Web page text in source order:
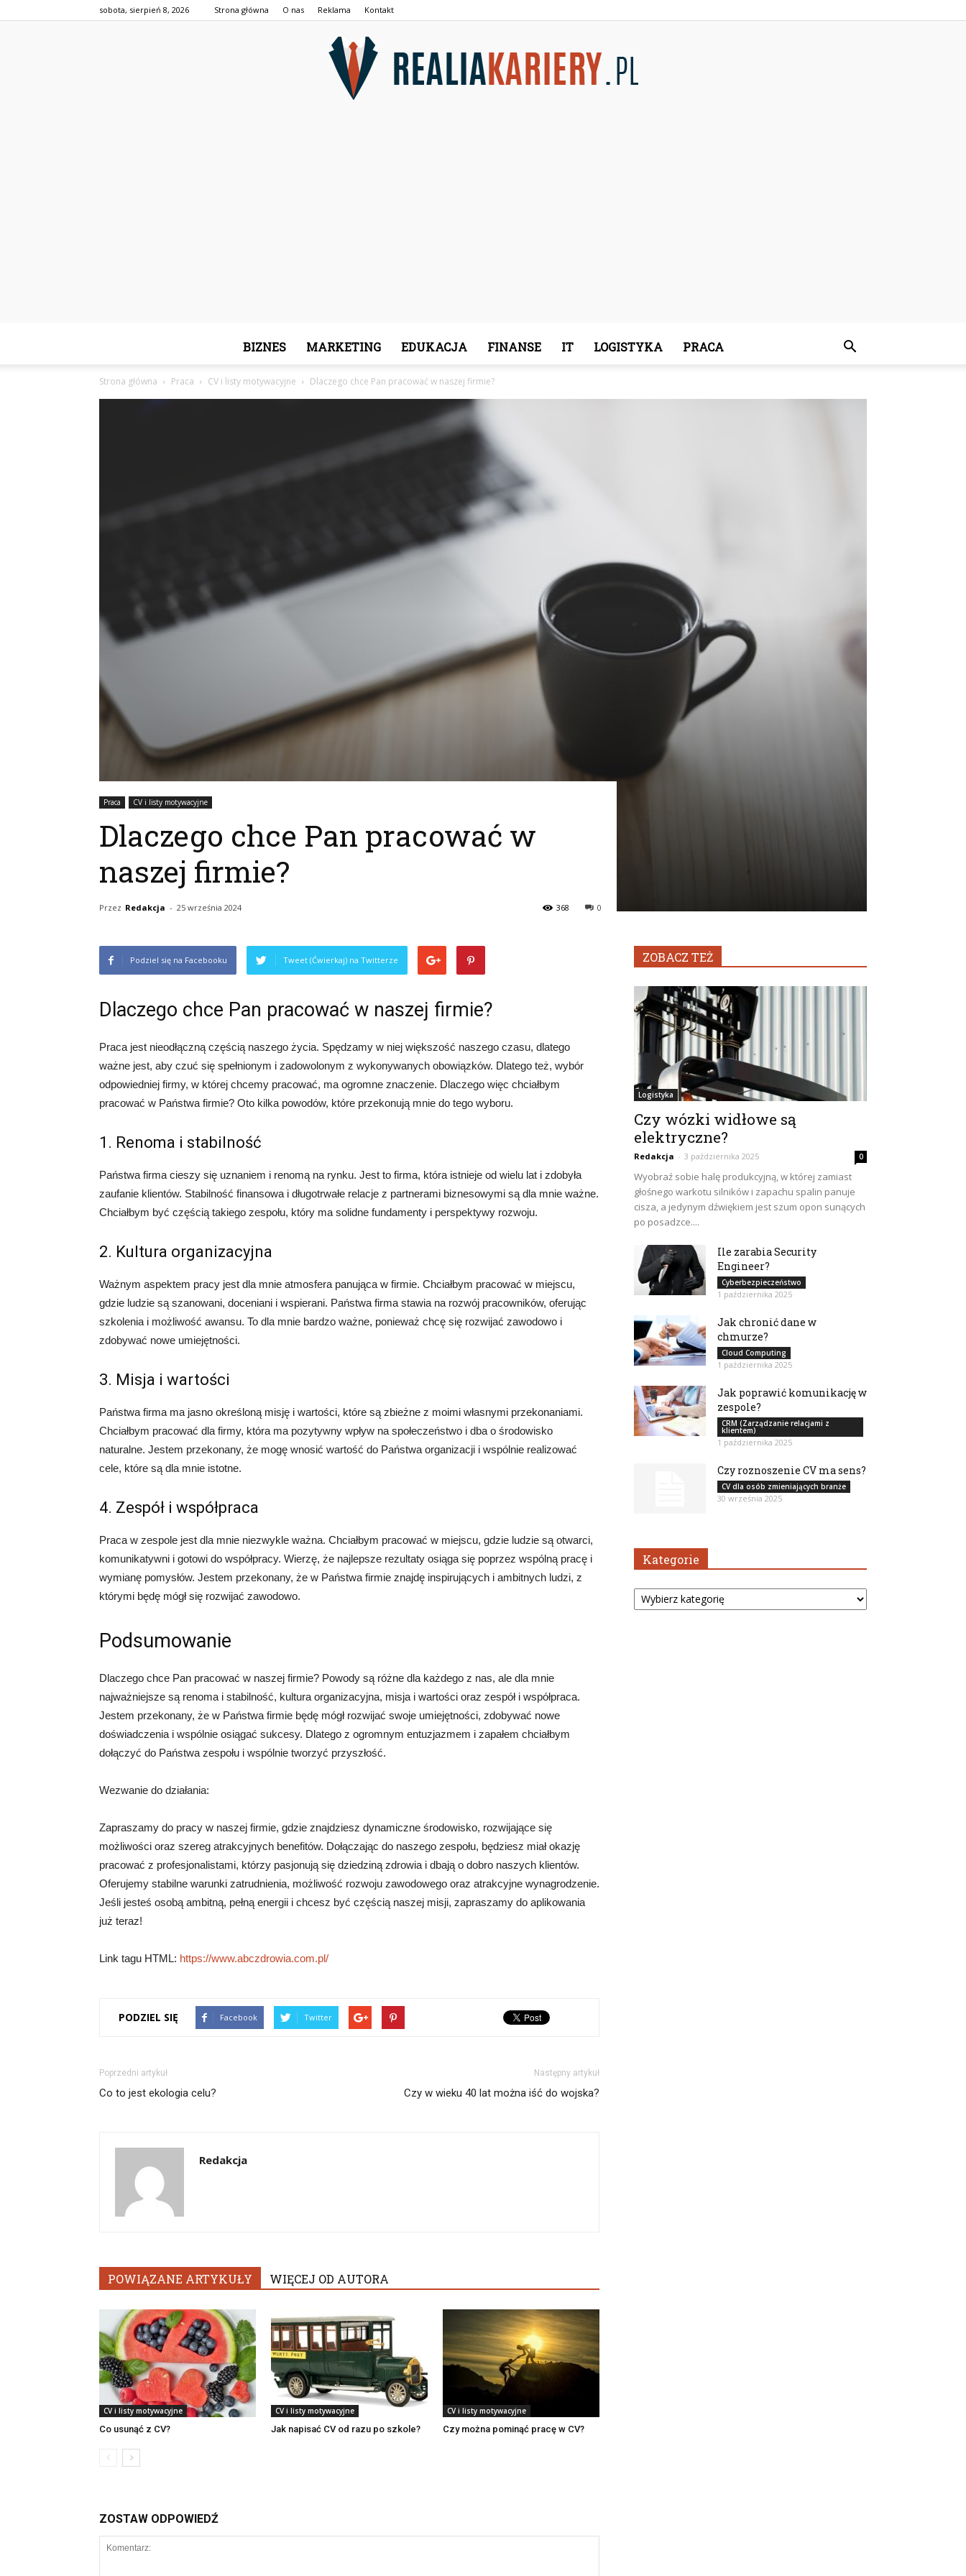
sobota, sierpień 8, 2026 Strona główna O nas Reklama Kontakt
BIZNES MARKETING EDUKACJA FINANSE IT LOGISTYKA PRACA
Strona główna Praca CV i listy motywacyjne Dlaczego chce Pan pracować w naszej firmie?
Praca CV i listy motywacyjne
Dlaczego chce Pan pracować w
naszej firmie?
Przez Redakcja - 25 września 2024 0
368
Podziel się na Facebooku Tweet (Ćwierkaj) na Twitterze
Dlaczego chce Pan pracować w naszej firmie?
Praca jest nieodłączną częścią naszego życia. Spędzamy w niej większość naszego czasu, dlatego
ważne jest, aby czuć się spełnionym i zadowolonym z wykonywanych obowiązków. Dlatego też, wybór
odpowiedniej firmy, w której chcemy pracować, ma ogromne znaczenie. Dlaczego więc chciałbym
pracować w Państwa firmie? Oto kilka powodów, które przekonują mnie do tego wyboru.
1. Renoma i stabilność
Państwa firma cieszy się uznaniem i renomą na rynku. Jest to firma, która istnieje od wielu lat i zdobyła
zaufanie klientów. Stabilność finansowa i długotrwałe relacje z partnerami biznesowymi są dla mnie ważne.
Chciałbym być częścią takiego zespołu, który ma solidne fundamenty i perspektywy rozwoju.
2. Kultura organizacyjna
Ważnym aspektem pracy jest dla mnie atmosfera panująca w firmie. Chciałbym pracować w miejscu,
gdzie ludzie są szanowani, doceniani i wspierani. Państwa firma stawia na rozwój pracowników, oferując
szkolenia i możliwość awansu. To dla mnie bardzo ważne, ponieważ chcę się rozwijać zawodowo i
zdobywać nowe umiejętności.
3. Misja i wartości
Państwa firma ma jasno określoną misję i wartości, które są zbieżne z moimi własnymi przekonaniami.
Chciałbym pracować dla firmy, która ma pozytywny wpływ na społeczeństwo i dba o środowisko
naturalne. Jestem przekonany, że mogę wnosić wartość do Państwa organizacji i wspólnie realizować
cele, które są dla mnie istotne.
4. Zespół i współpraca
Praca w zespole jest dla mnie niezwykle ważna. Chciałbym pracować w miejscu, gdzie ludzie są otwarci,
komunikatywni i gotowi do współpracy. Wierzę, że najlepsze rezultaty osiąga się poprzez wspólną pracę i
wymianę pomysłów. Jestem przekonany, że w Państwa firmie znajdę inspirujących i ambitnych ludzi, z
którymi będę mógł się rozwijać zawodowo.
Podsumowanie
Dlaczego chce Pan pracować w naszej firmie? Powody są różne dla każdego z nas, ale dla mnie
najważniejsze są renoma i stabilność, kultura organizacyjna, misja i wartości oraz zespół i współpraca.
Jestem przekonany, że w Państwa firmie będę mógł rozwijać swoje umiejętności, zdobywać nowe
doświadczenia i wspólnie osiągać sukcesy. Dlatego z ogromnym entuzjazmem i zapałem chciałbym
dołączyć do Państwa zespołu i wspólnie tworzyć przyszłość.
Wezwanie do działania:
Zapraszamy do pracy w naszej firmie, gdzie znajdziesz dynamiczne środowisko, rozwijające się
możliwości oraz szereg atrakcyjnych benefitów. Dołączając do naszego zespołu, będziesz miał okazję
pracować z profesjonalistami, którzy pasjonują się dziedziną zdrowia i dbają o dobro naszych klientów.
Oferujemy stabilne warunki zatrudnienia, możliwość rozwoju zawodowego oraz atrakcyjne wynagrodzenie.
Jeśli jesteś osobą ambitną, pełną energii i chcesz być częścią naszej misji, zapraszamy do aplikowania
już teraz!
Link tagu HTML: https://www.abczdrowia.com.pl/
PODZIEL SIĘ Facebook Twitter
Poprzedni artykuł
Co to jest ekologia celu?
Następny artykuł
Czy w wieku 40 lat można iść do wojska?
Redakcja
POWIĄZANE ARTYKUŁY WIĘCEJ OD AUTORA
CV i listy motywacyjne
Co usunąć z CV?
CV i listy motywacyjne
Jak napisać CV od razu po szkole?
CV i listy motywacyjne
Czy można pominąć pracę w CV?
ZOSTAW ODPOWIEDŹ
ZOBACZ TEŻ
Logistyka
Czy wózki widłowe są
elektryczne?
Redakcja - 3 października 2025 0
Wyobraź sobie halę produkcyjną, w której zamiast
głośnego warkotu silników i zapachu spalin panuje
cisza, a jedynym dźwiękiem jest szum opon sunących
po posadzce....
Ile zarabia Security
Engineer?
Cyberbezpieczeństwo
1 października 2025
Jak chronić dane w
chmurze?
Cloud Computing
1 października 2025
Jak poprawić komunikację w
zespole?
CRM (Zarządzanie relacjami z
klientem)
1 października 2025
Czy roznoszenie CV ma sens?
CV dla osób zmieniających branże
30 września 2025
Kategorie
Kategorie